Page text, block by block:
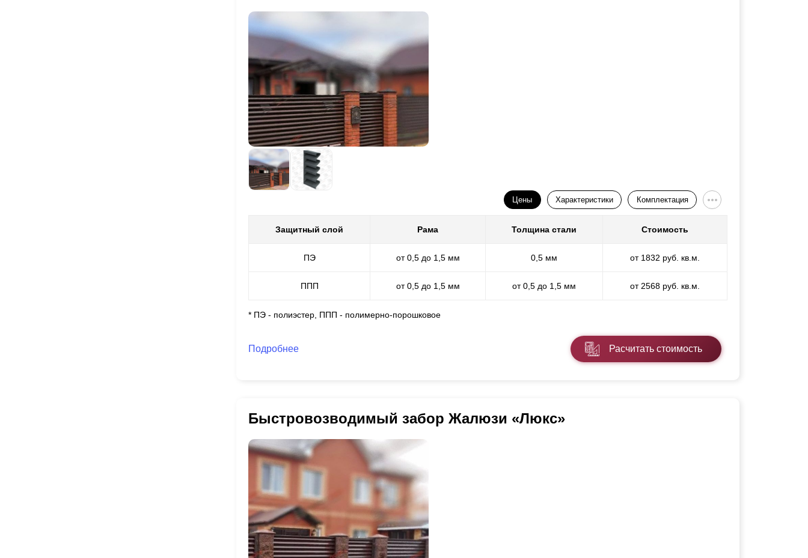
Цены Характеристики Комплектация
Защитный слой Рама Толщина стали Стоимость
ПЭ от 0,5 до 1,5 мм 0,5 мм от 1832 руб. кв.м.
ППП от 0,5 до 1,5 мм от 0,5 до 1,5 мм от 2568 руб. кв.м.
* ПЭ - полиэстер, ППП - полимерно-порошковое
Подробнее Расчитать стоимость
Быстровозводимый забор Жалюзи «Люкс»